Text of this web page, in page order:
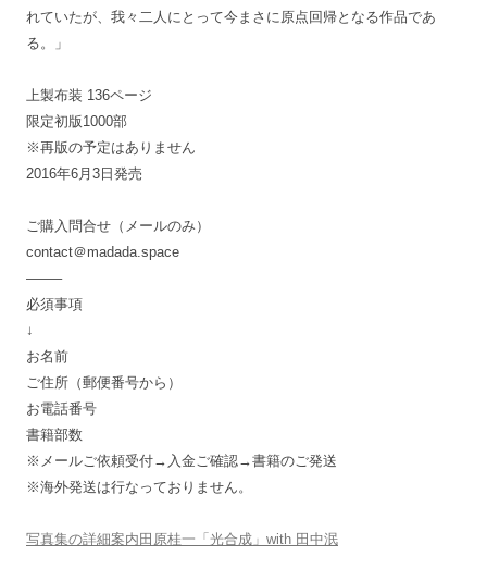
れていたが、我々二人にとって今まさに原点回帰となる作品であ
る。」
上製布装 136ページ
限定初版1000部
※再版の予定はありません
2016年6月3日発売
ご購入問合せ（メールのみ）
contact＠madada.space
——–
必須事項
↓
お名前
ご住所（郵便番号から）
お電話番号
書籍部数
※メールご依頼受付→入金ご確認→書籍のご発送
※海外発送は行なっておりません。
写真集の詳細案内田原桂一「光合成」with 田中泯